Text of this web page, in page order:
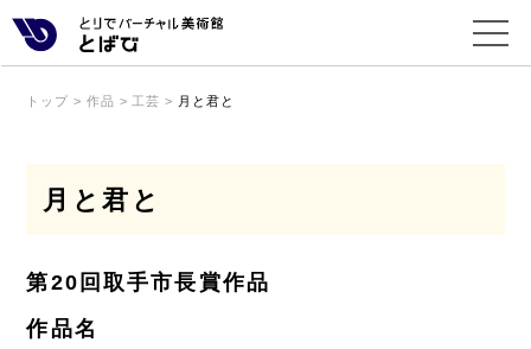
トップ > 作品 > 工芸 > 月と君と
月と君と
第20回取手市長賞作品
作品名